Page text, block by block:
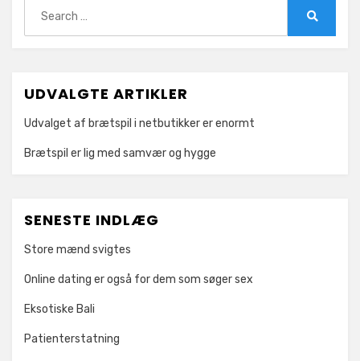
for:
UDVALGTE ARTIKLER
Udvalget af brætspil i netbutikker er enormt
Brætspil er lig med samvær og hygge
SENESTE INDLÆG
Store mænd svigtes
Online dating er også for dem som søger sex
Eksotiske Bali
Patienterstatning